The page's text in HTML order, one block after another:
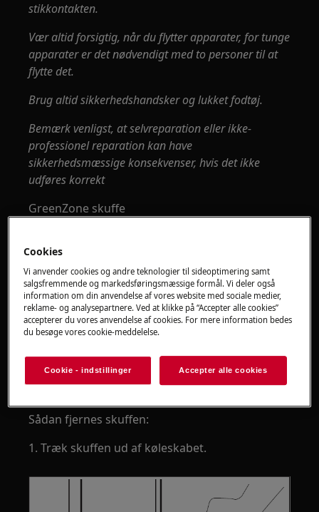
stikkontakten.
Vær altid forsigtig, når du flytter apparater, for tunge
apparater er det nødvendigt med to personer til at
flytte det.
Brug altid sikkerhedshandsker og lukket fodtøj.
Bemærk venligst, at selvreparation eller ikke-
professionel reparation kan have
sikkerhedsmæssige konsekvenser, hvis det ikke
udføres korrekt
GreenZone skuffe
af køleskabet.
Glashylden i GreenZone er udstyret med en
enhed, der regulerer dens tætning og kan
bruges til at styre fugtigheden i skuffen.
Det anbefales at tømme skuffen, inden den
Sådan fjernes skuffen:
1. Træk skuffen ud af køleskabet.
Cookies
Vi anvender cookies og andre teknologier til sideoptimering samt
salgsfremmende og markedsføringsmæssige formål. Vi deler også
information om din anvendelse af vores website med sociale medier,
reklame- og analysepartnere. Ved at klikke på “Accepter alle cookies”
accepterer du vores anvendelse af cookies. For mere information bedes
du besøge vores cookie-meddelelse.
Cookie - indstillinger Accepter alle cookies